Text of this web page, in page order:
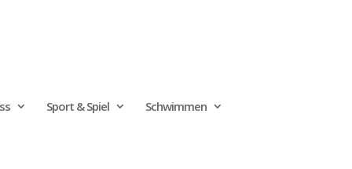
Sport & Spiel Schwimmen